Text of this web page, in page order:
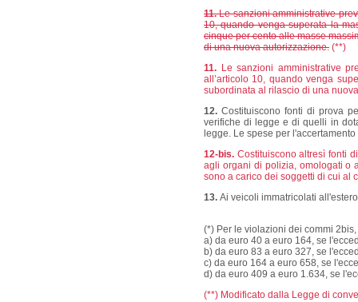
11.Le sanzioni amministrative
10, quando venga superata la
cinque per cento alle masse
di una nuova autorizzazione. (**)
11. Le sanzioni amministrative
all’articolo 10, quando venga
subordinata al rilascio di una
12.Costituiscono fonti di prova
verifiche di legge e di quelli in
legge. Le spese per
12-bis. Costituiscono altresì fonti
agli organi di polizia, omologati o
sono a carico dei soggetti di cui al
13. Ai veicoli immatricolati
(*) Per le violazioni dei commi
a) da euro 40 a euro 164, se
b) da euro 83 a euro 327, se
c) da euro 164 a euro 658, se
d) da euro 409 a euro 1.634, se
(**) Modificato dalla Legge di